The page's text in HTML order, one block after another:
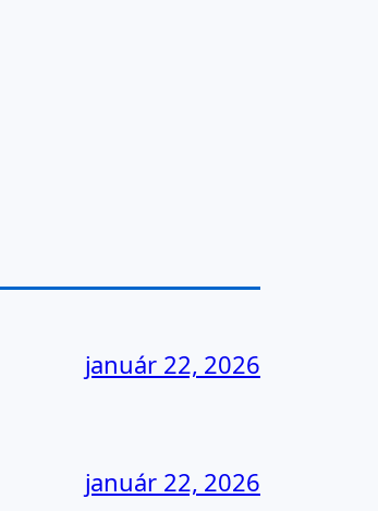
január 22, 2026
január 22, 2026